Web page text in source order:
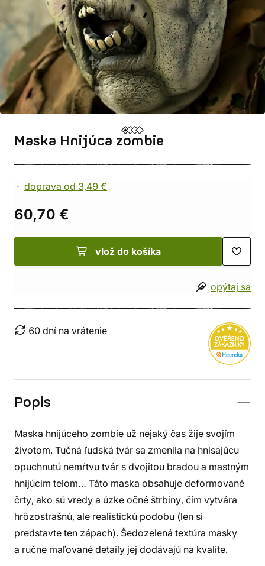
Maska Hnijúca zombie
doprava od 3,49 €
60,70 €
vlož do košíka
opýtaj sa
60 dní na vrátenie
Popis
Maska hnijúceho zombie už nejaký čas žije svojím
životom. Tučná ľudská tvár sa zmenila na hnisajúcu
opuchnutú nemŕtvu tvár s dvojitou bradou a mastným
hnijúcim telom… Táto maska obsahuje deformované
črty, ako sú vredy a úzke očné štrbiny, čím vytvára
hrôzostrašnú, ale realistickú podobu (len si
predstavte ten zápach). Šedozelená textúra masky
a ručne maľované detaily jej dodávajú na kvalite.